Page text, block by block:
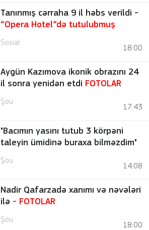
Tanınmış cərraha 9 il həbs verildi -
“Opera Hotel”də tutulubmuş
Sosial
18:00
Aygün Kazımova ikonik obrazını 24
il sonra yenidən etdi FOTOLAR
Şou
17:43
"Bacımın yasını tutub 3 körpəni
taleyin ümidinə buraxa bilməzdim"
Şou
14:08
Nadir Qafarzadə xanımı və nəvələri
ilə - FOTOLAR
Şou
18:00